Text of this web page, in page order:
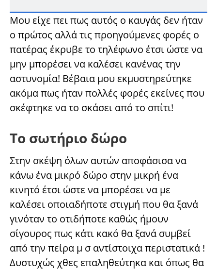
Μου είχε πει πως αυτός ο καυγάς δεν ήταν
ο πρώτος αλλά τις προηγούμενες φορές ο
πατέρας έκρυβε το τηλέφωνο έτσι ώστε να
μην μπορέσει να καλέσει κανένας την
αστυνομία! Βέβαια μου εκμυστηρεύτηκε
ακόμα πως ήταν πολλές φορές εκείνες που
σκέφτηκε να το σκάσει από το σπίτι!
Το σωτήριο δώρο
Στην σκέψη όλων αυτών αποφάσισα να
κάνω ένα μικρό δώρο στην μικρή ένα
κινητό έτσι ώστε να μπορέσει να με
καλέσει οποιαδήποτε στιγμή που θα ξανά
γινόταν το οτιδήποτε καθώς ήμουν
σίγουρος πως κάτι κακό θα ξανά συμβεί
από την πείρα μ σ αντίστοιχα περιστατικά !
Δυστυχώς χθες επαληθεύτηκα και όπως θα